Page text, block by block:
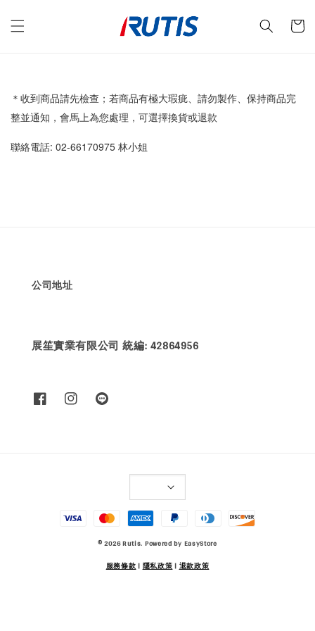
＊收到商品請先檢查；若商品有極大瑕疵、請勿製作、保持商品完
整並通知，會馬上為您處理，可選擇換貨或退款
聯絡電話: 02-66170975 林小姐
公司地址
展笙實業有限公司 統編: 42864956
© 2026 Rutis. Powered by EasyStore
服務條款| 隱私政策| 退款政策